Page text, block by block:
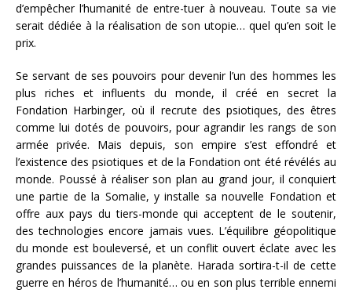
d’empêcher l’humanité de entre-tuer à nouveau. Toute sa vie
serait dédiée à la réalisation de son utopie… quel qu’en soit le
prix.
Se servant de ses pouvoirs pour devenir l’un des hommes les
plus riches et influents du monde, il créé en secret la
Fondation Harbinger, où il recrute des psiotiques, des êtres
comme lui dotés de pouvoirs, pour agrandir les rangs de son
armée privée. Mais depuis, son empire s’est effondré et
l’existence des psiotiques et de la Fondation ont été révélés au
monde. Poussé à réaliser son plan au grand jour, il conquiert
une partie de la Somalie, y installe sa nouvelle Fondation et
offre aux pays du tiers-monde qui acceptent de le soutenir,
des technologies encore jamais vues. L’équilibre géopolitique
du monde est bouleversé, et un conflit ouvert éclate avec les
grandes puissances de la planète. Harada sortira-t-il de cette
guerre en héros de l’humanité… ou en son plus terrible ennemi